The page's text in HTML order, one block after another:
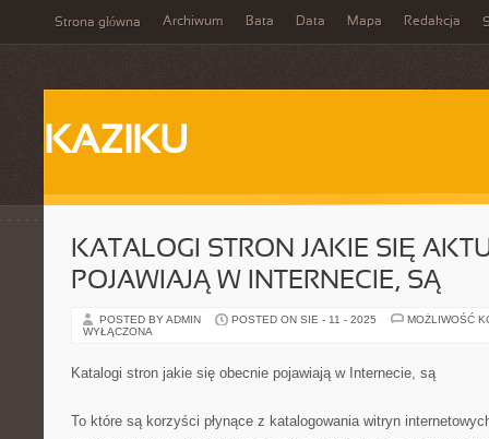
Strona główna Archiwum Bata Data Mapa Redakcja
KAZIKU
KATALOGI STRON JAKIE SIĘ
POJAWIAJĄ W INTERNECIE, SĄ
POSTED BY ADMIN POSTED ON SIE - 11 - 2025
MOŻLIWOŚĆ
WYŁĄCZONA
Katalogi stron jakie się obecnie pojawiają w Internecie, są
To które są korzyści płynące z katalogowania witryn